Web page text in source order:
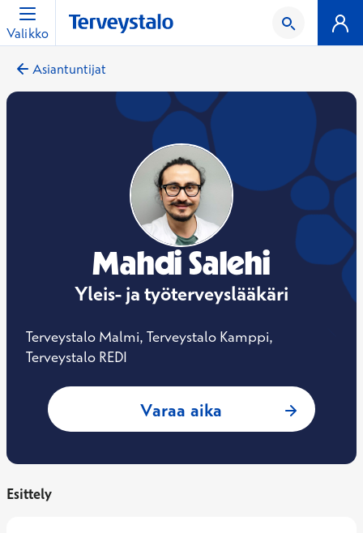
Valikko
Asiantuntijat
Mahdi Salehi
Yleis- ja työterveyslääkäri
Terveystalo Malmi, Terveystalo Kamppi,
Terveystalo REDI
Varaa aika : Mahdi Salehi,
Esittely